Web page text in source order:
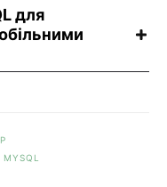
для